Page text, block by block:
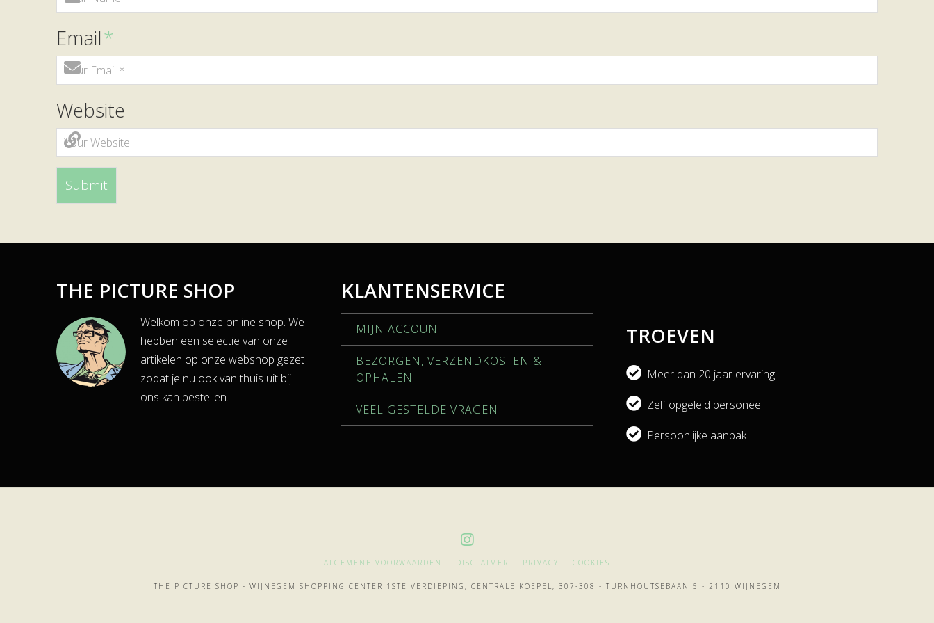
Email*
Website
THE PICTURE SHOP
Welkom op onze online shop. We
hebben een selectie van onze
artikelen op onze webshop gezet
zodat je nu ook van thuis uit bij
ons kan bestellen.
KLANTENSERVICE
MIJN ACCOUNT
BEZORGEN, VERZENDKOSTEN &
OPHALEN
VEEL GESTELDE VRAGEN
TROEVEN
Meer dan 20 jaar ervaring
Zelf opgeleid personeel
Persoonlijke aanpak
ALGEMENE VOORWAARDEN DISCLAIMER PRIVACY COOKIES
THE PICTURE SHOP - WIJNEGEM SHOPPING CENTER 1STE VERDIEPING, CENTRALE KOEPEL, 307-308 - TURNHOUTSEBAAN 5 - 2110 WIJNEGEM